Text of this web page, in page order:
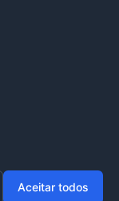
Aceitar todos